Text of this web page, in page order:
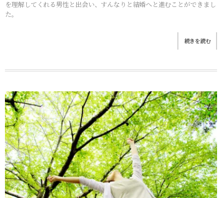
を理解してくれる男性と出会い、すんなりと結婚へと進むことができまし
た。
続きを読む